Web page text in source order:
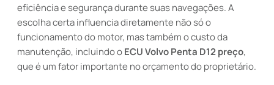
eficiência e segurança durante suas navegações. A
escolha certa influencia diretamente não só o
funcionamento do motor, mas também o custo da
manutenção, incluindo oECU Volvo Penta D12 preço,
que é um fator importante no orçamento do proprietário.